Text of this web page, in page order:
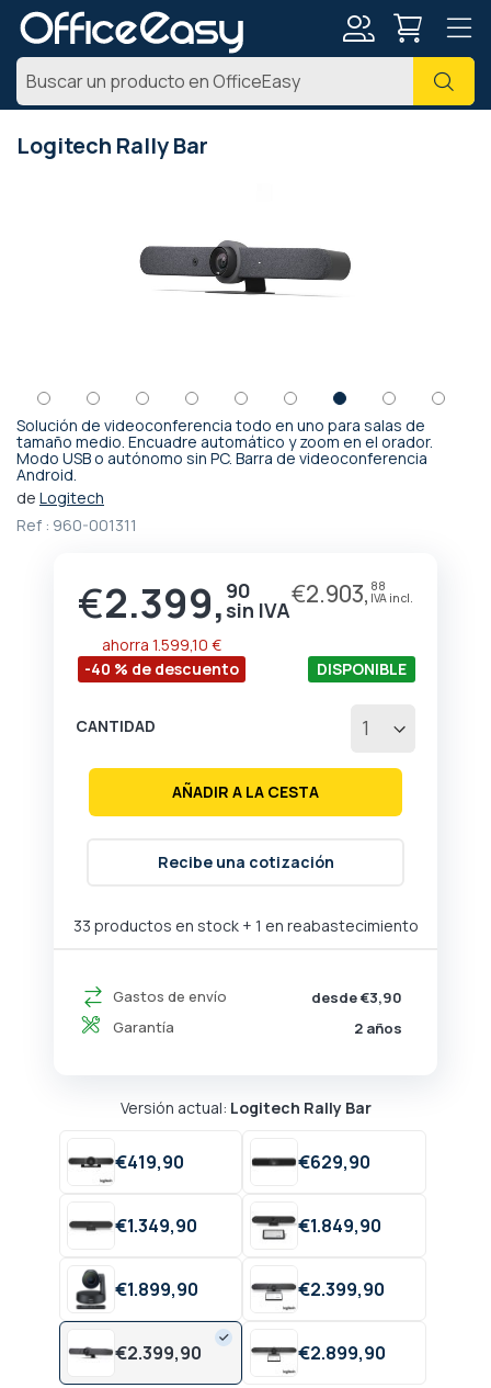
Logitech Rally Bar
Solución de videoconferencia todo en uno para salas de
tamaño medio. Encuadre automático y zoom en el orador.
Modo USB o autónomo sin PC. Barra de videoconferencia
Android.
de Logitech
Ref : 960-001311
Precio
especial
€2.399, 90 €2.903, 88
-40 % de descuento
ahorra 1.599,10 €
33 productos en stock + 1 en reabastecimiento
DISPONIBLE
Gastos de envío
desde €3,90
Garantía
2 años
CANTIDAD
AÑADIR A LA CESTA
Recibe una cotización
Versión actual: Logitech Rally Bar
€419,90 €629,90
€1.349,90 €1.849,90
€1.899,90 €2.399,90
€2.399,90 €2.899,90
Saltar
al
comienzo
de
la
imágenes